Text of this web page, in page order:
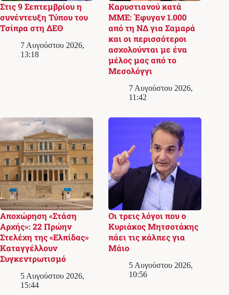
Στις 9 Σεπτεμβρίου η
συνέντευξη Τύπου του
Τσίπρα στη ΔΕΘ
7 Αυγούστου 2026,
13:18
Καρυστιανού κατά
ΜΜΕ: Έφυγαν 1.000
από τη ΝΔ για Σαμαρά
και οι περισσότεροι
ασχολούνται με ένα
μέλος μας από το
Μεσολόγγι
7 Αυγούστου 2026,
11:42
Αποχώρηση «Στάση
Αρχής»: 22 Πρώην
Στελέχη της «Ελπίδας»
Καταγγέλλουν
Συγκεντρωτισμό
5 Αυγούστου 2026,
15:44
Οι τρεις λόγοι που ο
Κυριάκος Μητσοτάκης
πάει τις κάλπες για
Μάιο
5 Αυγούστου 2026,
10:56